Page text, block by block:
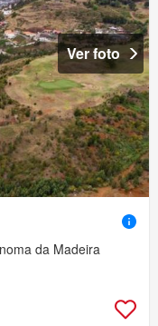
Ver foto
da Madeira